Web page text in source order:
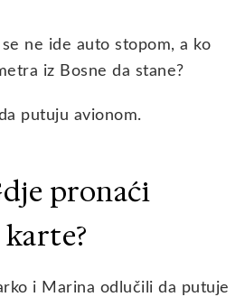
ne ide auto stopom, a ko
iz Bosne da stane?
putuju avionom.
pronaći
i Marina odlučili da putuje